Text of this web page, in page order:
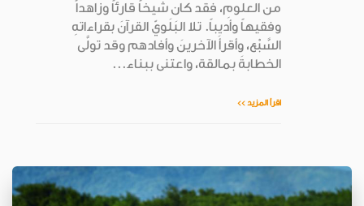
من العلومِ، فقد كان شيخاً قارئاً وزاهداً
وفقيهاً وأديباً. تلا البَلَويّ القرآنَ بقراءاتهِ
السَّبْع، وأقرأَ الآخرينَ وأفادهم وقد تولَّى
الخطابةَ بمالقة، واعتنى ببناء...
اقرأ المزيد >>